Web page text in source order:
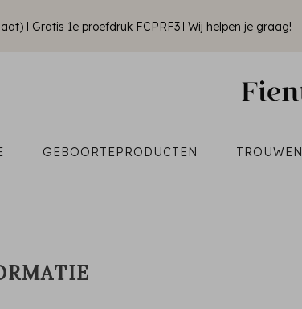
Gratis 1e proefdruk FCPRF3 Wij helpen je graag!
GEBOORTEPRODUCTEN TROUWEN